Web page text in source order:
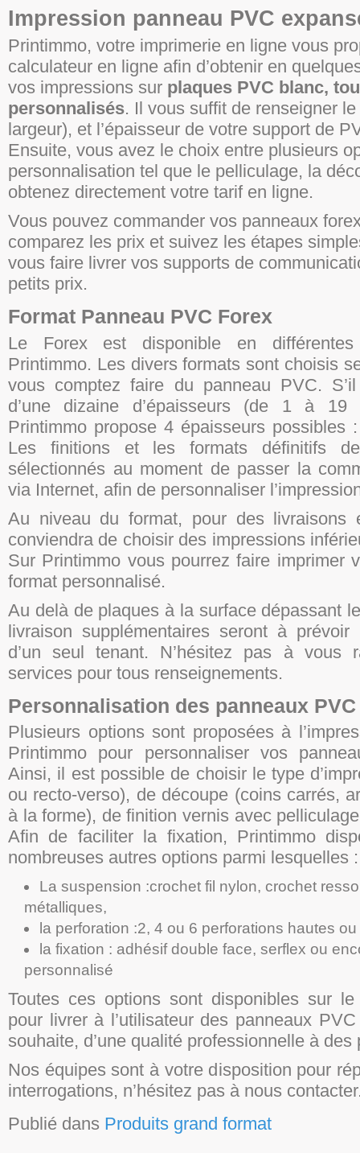
Impression panneau PVC
Printimmo, votre imprimerie en ligne vous
calculateur en ligne afin d’obtenir en
vos impressions sur plaques PVC blanc,
personnalisés. Il vous suffit de renseigner
largeur), et l’épaisseur de votre support de
Ensuite, vous avez le choix entre plusieurs
personnalisation tel que le pelliculage, la
obtenez directement votre tarif en ligne.
Vous pouvez commander vos panneaux
comparez les prix et suivez les étapes
vous faire livrer vos supports de
petits prix.
Format Panneau PVC Forex
Le Forex est disponible en différentes
Printimmo. Les divers formats sont choisis
vous comptez faire du panneau PVC.
d’une dizaine d’épaisseurs (de 1 à
Printimmo propose 4 épaisseurs
Les finitions et les formats définitifs
sélectionnés au moment de passer la
via Internet, afin de personnaliser
Au niveau du format, pour des
conviendra de choisir des impressions
Sur Printimmo vous pourrez faire imprimer
format personnalisé.
Au delà de plaques à la surface dépassant
livraison supplémentaires seront à
d’un seul tenant. N’hésitez pas à vous
services pour tous renseignements.
Personnalisation des panneaux
Plusieurs options sont proposées à
Printimmo pour personnaliser vos
Ainsi, il est possible de choisir le type
ou recto-verso), de découpe (coins carrés,
à la forme), de finition vernis avec
Afin de faciliter la fixation, Printimmo
nombreuses autres options parmi lesquelles :
La suspension :crochet fil nylon, crochet
métalliques,
la perforation :2, 4 ou 6 perforations hautes
la fixation : adhésif double face, serflex ou
personnalisé
Toutes ces options sont disponibles sur
pour livrer à l’utilisateur des panneaux
souhaite, d’une qualité professionnelle à des
Nos équipes sont à votre disposition pour
interrogations, n’hésitez pas à nous
Publié dans Produits grand format